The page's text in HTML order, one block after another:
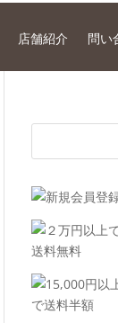
店舗紹介 問い